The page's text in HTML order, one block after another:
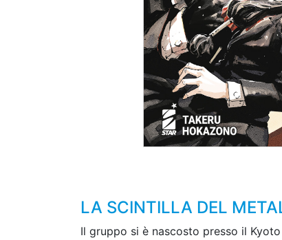
LA SCINTILLA DEL
Il gruppo si è nascosto presso il